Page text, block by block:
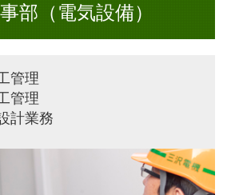
部（電気設備）
管理
管理
計業務